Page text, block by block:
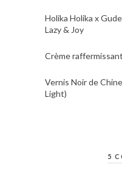
Holika Holika x
Lazy & Joy
Crème
Vernis Noir de
Light)
5